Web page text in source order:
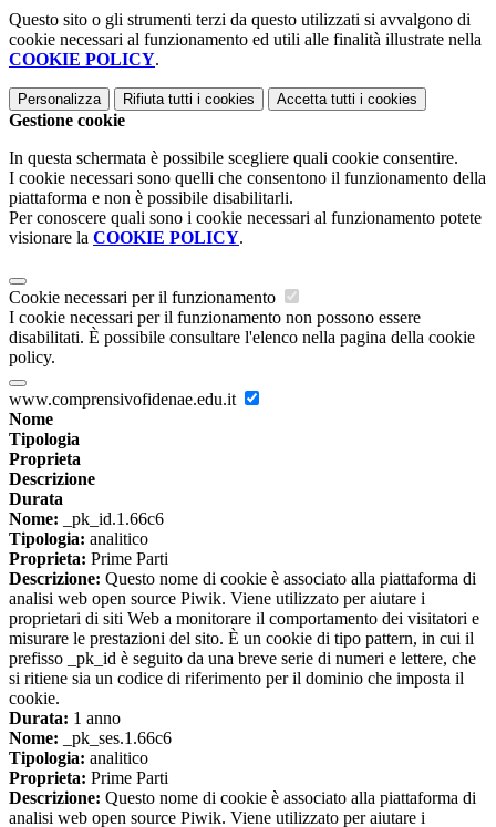
Questo sito o gli strumenti terzi da questo utilizzati si avvalgono di
cookie necessari al funzionamento ed utili alle finalità illustrate nella
COOKIE POLICY.
Personalizza Rifiuta tutti i cookies Accetta tutti i cookies
Gestione cookie
In questa schermata è possibile scegliere quali cookie consentire.
I cookie necessari sono quelli che consentono il funzionamento della
piattaforma e non è possibile disabilitarli.
Per conoscere quali sono i cookie necessari al funzionamento potete
visionare la COOKIE POLICY.
Cookie necessari per il funzionamento
I cookie necessari per il funzionamento non possono essere
disabilitati. È possibile consultare l'elenco nella pagina della cookie
policy.
www.comprensivofidenae.edu.it
Nome
Tipologia
Proprieta
Descrizione
Durata
Nome: _pk_id.1.66c6
Tipologia: analitico
Proprieta: Prime Parti
Descrizione: Questo nome di cookie è associato alla piattaforma di
analisi web open source Piwik. Viene utilizzato per aiutare i
proprietari di siti Web a monitorare il comportamento dei visitatori e
misurare le prestazioni del sito. È un cookie di tipo pattern, in cui il
prefisso _pk_id è seguito da una breve serie di numeri e lettere, che
si ritiene sia un codice di riferimento per il dominio che imposta il
cookie.
Durata: 1 anno
Nome: _pk_ses.1.66c6
Tipologia: analitico
Proprieta: Prime Parti
Descrizione: Questo nome di cookie è associato alla piattaforma di
analisi web open source Piwik. Viene utilizzato per aiutare i